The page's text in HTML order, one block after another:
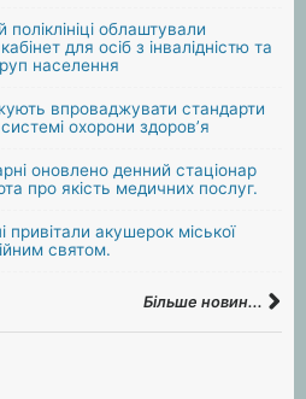
поліклініці облаштували
для осіб з інвалідністю та
населення
впроваджувати стандарти
охорони здоров’я
оновлено денний стаціонар
про якість медичних послуг.
привітали акушерок міської
святом.
Більше новин...